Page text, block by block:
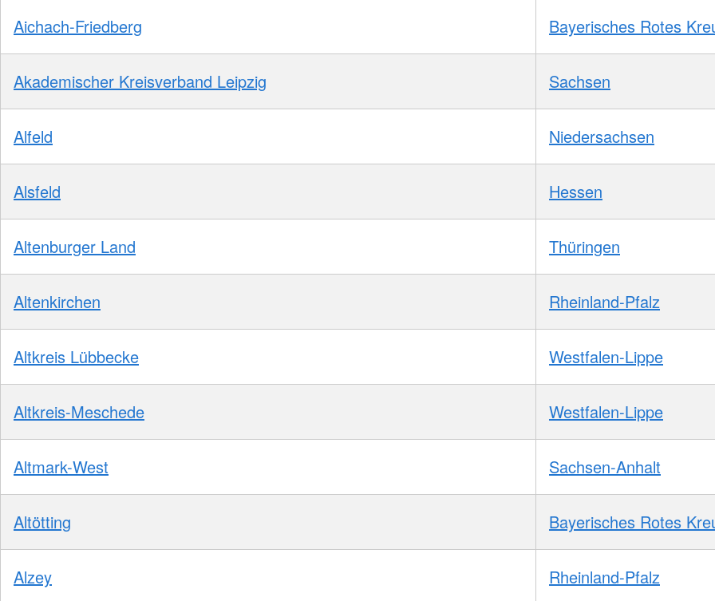
Aichach-Friedberg Bayerisches Rotes
Akademischer Kreisverband Leipzig Sachsen
Alfeld Niedersachsen
Alsfeld Hessen
Altenburger Land Thüringen
Altenkirchen Rheinland-Pfalz
Altkreis Lübbecke Westfalen-Lippe
Altkreis-Meschede Westfalen-Lippe
Altmark-West Sachsen-Anhalt
Altötting Bayerisches Rotes
Alzey Rheinland-Pfalz